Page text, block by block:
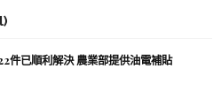
件已順利解決 農業部提供油電補貼